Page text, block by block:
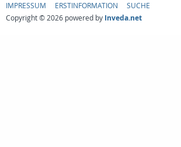
IMPRESSUM ERSTINFORMATION
SUCHE
Copyright © 2026 powered by Inveda.net